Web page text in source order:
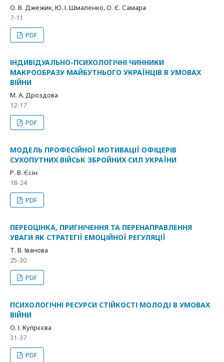
О. В. Джежик, Ю. І. Шмаленко, О. Є. Самара
7-11
PDF
ІНДИВІДУАЛЬНО-ПСИХОЛОГІЧНІ ЧИННИКИ
МАКРООБРАЗУ МАЙБУТНЬОГО УКРАЇНЦІВ В УМОВАХ
ВІЙНИ
М. А. Дроздова
12-17
PDF
МОДЕЛЬ ПРОФЕСІЙНОЇ МОТИВАЦІЇ ОФІЦЕРІВ
СУХОПУТНИХ ВІЙСЬК ЗБРОЙНИХ СИЛ УКРАЇНИ
Р. В. Єсін
18-24
PDF
ПЕРЕОЦІНКА, ПРИГНІЧЕННЯ ТА ПЕРЕНАПРАВЛЕННЯ
УВАГИ ЯК СТРАТЕГІЇ ЕМОЦІЙНОЇ РЕГУЛЯЦІЇ
Т. В. Іванова
25-30
PDF
ПСИХОЛОГІЧНІ РЕСУРСИ СТІЙКОСТІ МОЛОДІ В УМОВАХ
ВІЙНИ
О. І. Купрєєва
31-37
PDF